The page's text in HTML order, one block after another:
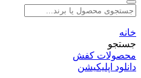
خانه
جستجو
محصولات کفش
دانلود اپلیکیشن